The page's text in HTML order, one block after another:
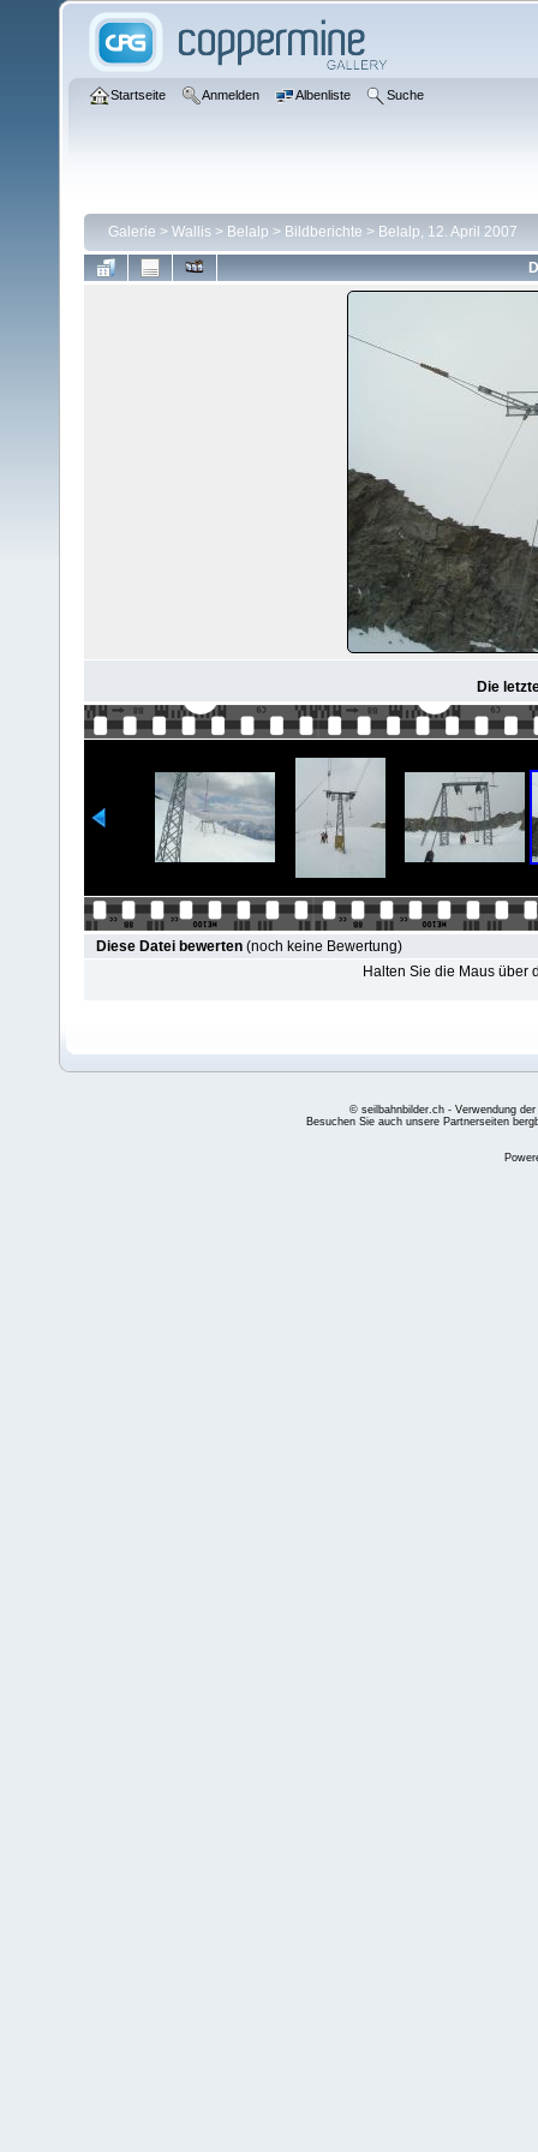
Startseite Anmelden Albenliste Suche
Galerie > Wallis > Belalp > Bildberichte > Belalp, 12. April 2007
Die
Diese Datei bewerten (noch keine Bewertung)
Halten Sie die Maus über
© seilbahnbilder.ch - Verwendung
Besuchen Sie auch unsere Partnerseiten